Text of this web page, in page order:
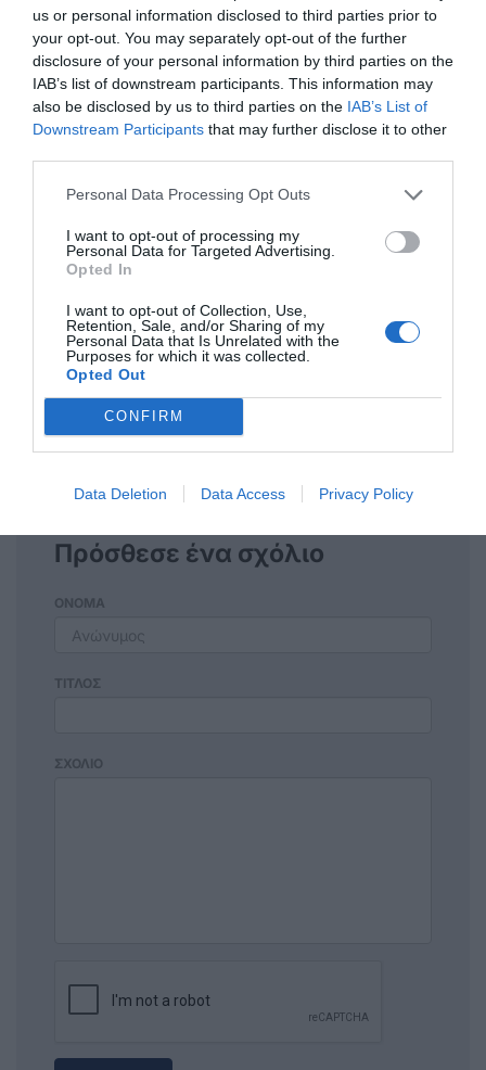
us or personal information disclosed to third parties prior to
your opt-out. You may separately opt-out of the further
disclosure of your personal information by third parties on the
IAB’s list of downstream participants. This information may
also be disclosed by us to third parties on the IAB’s List of
Downstream Participants that may further disclose it to other
Personal Data Processing Opt Outs
I want to opt-out of processing my
Personal Data for Targeted Advertising.
Opted In
I want to opt-out of Collection, Use,
Retention, Sale, and/or Sharing of my
Personal Data that Is Unrelated with the
Purposes for which it was collected.
Opted Out
CONFIRM
Data Deletion Data Access Privacy Policy
λιμάνι, είναι όλα οκ, ξερολες περνάει και
αποχέτευσης και το νερό τίς θάλασσας
βρέχει το δρόμο
Ανώνυμος
Μα κύριε Χαδούλη εινα ανεύθυνοι και
ανεπρόκοποι όλοι τους. Ειλικρινά με το χέρι
τύφλωσε όλους τα προεκλογικά το ψέματα
του Νικηταρά και χάρη σε αυτούς τους
ανεγκέφαλους που τον ψήφησαν
Που θα πάει όμως το μαύρο που θα φάνε
πλησιάζει. Λίγο υπομονή ακόμα κάνουμε
Πρόσθεσε ένα σχόλιο
ΟΝΟΜΑ
ΤΙΤΛΟΣ
ΣΧΟΛΙΟ